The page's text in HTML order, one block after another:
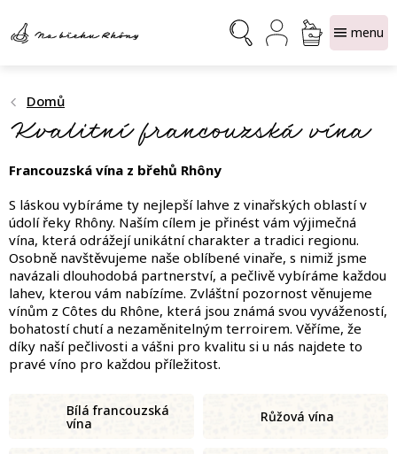
obsah
NÁKUPNÍ
KOŠÍK
Domů
Kvalitní francouzská vína
Francouzská vína z břehů Rhôny
S láskou vybíráme ty nejlepší lahve z vinařských oblastí v
údolí řeky Rhôny. Naším cílem je přinést vám výjimečná
vína, která odrážejí unikátní charakter a tradici regionu.
Osobně navštěvujeme naše oblíbené vinaře, s nimiž jsme
navázali dlouhodobá partnerství, a pečlivě vybíráme každou
lahev, kterou vám nabízíme. Zvláštní pozornost věnujeme
vínům z Côtes du Rhône, která jsou známá svou vyvážeností,
bohatostí chutí a nezaměnitelným terroirem. Věříme, že
díky naší pečlivosti a vášni pro kvalitu si u nás najdete to
pravé víno pro každou příležitost.
Bílá francouzská
vína Růžová vína